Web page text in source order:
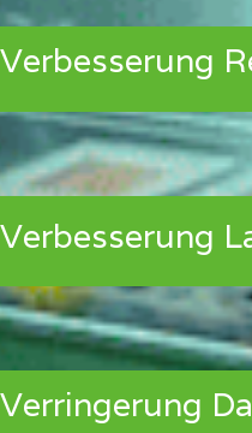
Verbesserung
Verbesserung
Verringerung